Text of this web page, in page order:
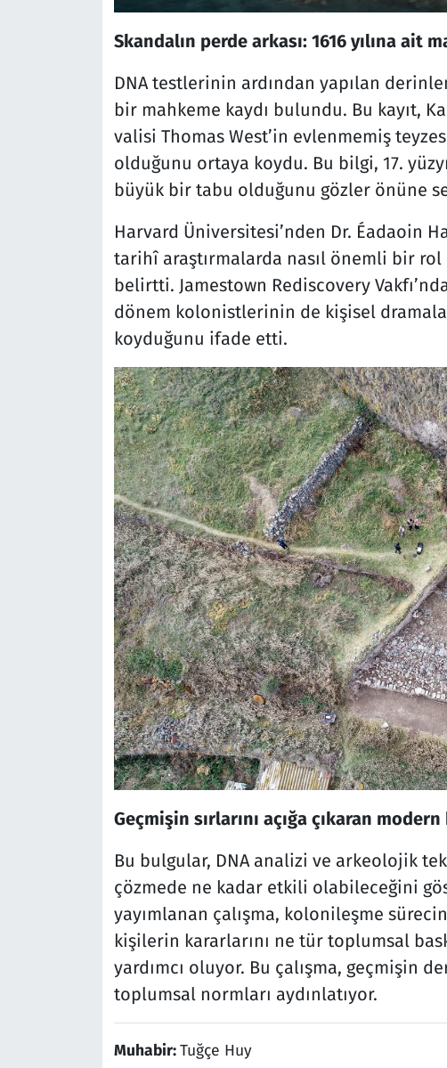
Skandalın perde arkası: 1616 yılına ait
DNA testlerinin ardından yapılan
bir mahkeme kaydı bulundu. Bu kayıt,
valisi Thomas West’in evlenmemiş
olduğunu ortaya koydu. Bu bilgi, 17.
büyük bir tabu olduğunu gözler önüne
Harvard Üniversitesi’nden Dr. Éadaoin
tarihî araştırmalarda nasıl önemli bir
belirtti. Jamestown Rediscovery
dönem kolonistlerinin de kişisel
koyduğunu ifade etti.
Geçmişin sırlarını açığa çıkaran
Bu bulgular, DNA analizi ve arkeolojik
çözmede ne kadar etkili olabileceğini
yayımlanan çalışma, kolonileşme
kişilerin kararlarını ne tür toplumsal
yardımcı oluyor. Bu çalışma, geçmişin
toplumsal normları aydınlatıyor.
Muhabir:Tuğçe Huy